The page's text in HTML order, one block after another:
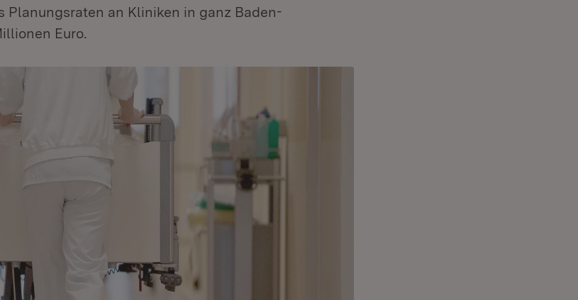
Planungsraten an Kliniken in ganz Baden-
Euro.